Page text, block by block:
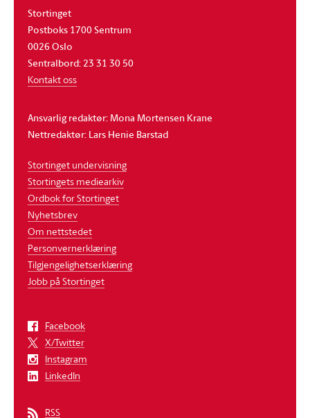
Stortinget
Postboks 1700 Sentrum
0026 Oslo
Sentralbord: 23 31 30 50
Kontakt oss
Ansvarlig redaktør: Mona Mortensen Krane
Nettredaktør: Lars Henie Barstad
Stortinget undervisning
Stortingets mediearkiv
Ordbok for Stortinget
Nyhetsbrev
Om nettstedet
Personvernerklæring
Tilgjengelighetserklæring
Jobb på Stortinget
Facebook
X/Twitter
Instagram
LinkedIn
RSS